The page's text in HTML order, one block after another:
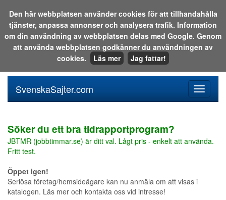
Sök i katalogen eller på webben:
meny
SvenskaSajter.com
Söker du ett bra tidrapportprogram?
JBTMR (jobbtimmar.se) är ditt val. Lågt pris - enkelt att använda.
Fritt test.
Öppet igen!
Seriösa företag/hemsideägare kan nu anmäla om att visas i
katalogen. Läs mer och kontakta oss vid intresse!
Den här webbplatsen använder cookies för att tillhandahålla
tjänster, anpassa annonser och analysera trafik. Information
om din användning av webbplatsen delas med Google. Genom
att använda webbplatsen godkänner du användningen av
cookies.
Läs mer Jag fattar!